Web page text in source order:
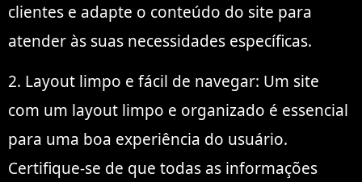
clientes e adapte o conteúdo do site para
atender às suas necessidades específicas.
2. Layout limpo e fácil de navegar: Um site
com um layout limpo e organizado é essencial
para uma boa experiência do usuário.
Certifique-se de que todas as informações